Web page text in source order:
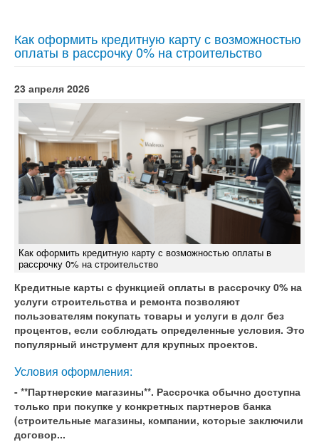
Как оформить кредитную карту с возможностью
оплаты в рассрочку 0% на строительство
23 апреля 2026
Как оформить кредитную карту с возможностью оплаты в
рассрочку 0% на строительство
Кредитные карты с функцией оплаты в рассрочку 0% на
услуги строительства и ремонта позволяют
пользователям покупать товары и услуги в долг без
процентов, если соблюдать определенные условия. Это
популярный инструмент для крупных проектов.
Условия оформления:
- **Партнерские магазины**. Рассрочка обычно доступна
только при покупке у конкретных партнеров банка
(строительные магазины, компании, которые заключили
договор...